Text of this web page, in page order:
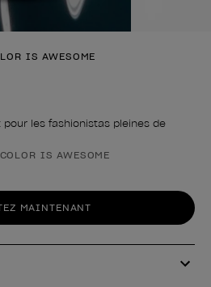
2 slide
IS AWESOME
les fashionistas pleines de
IS AWESOME
MAINTENANT